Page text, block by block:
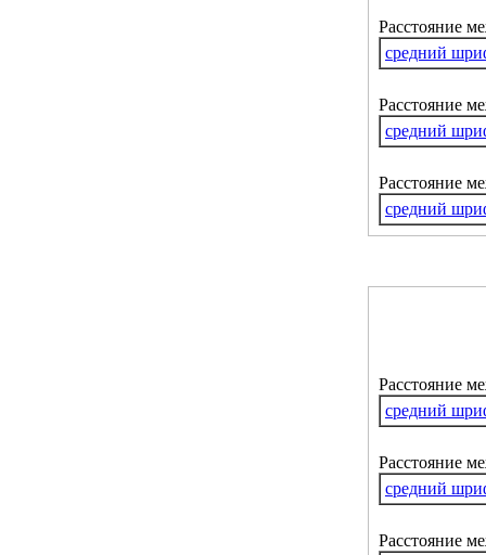
Расстояние
средний
Расстояние
средний
Расстояние
средний
Расстояние
средний
Расстояние
средний
Расстояние